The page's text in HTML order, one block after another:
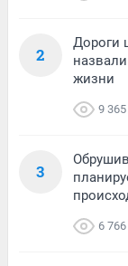
2
Дороги
жизни
9 365
3
6 766